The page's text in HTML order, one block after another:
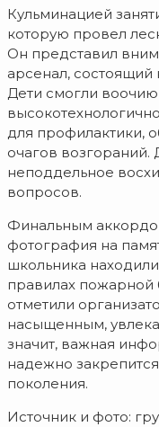
Кульминацией
которую провел
Он представил
арсенал,
Дети смогли воочию
для профилактики,
очагов
неподдельное
вопросов.
Финальным
фотография на
школьника
правилах пожарной
отметили
насыщенным,
значит, важная
надежно
поколения.
Источник и фото: